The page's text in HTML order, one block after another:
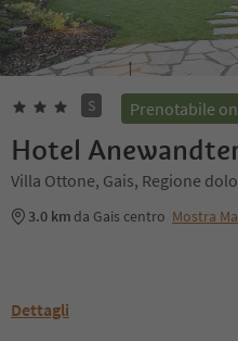
S Prenotabile
Hotel
Villa Ottone, Gais, Regione
3.0 km da Gais centro Mostra
Dettagli